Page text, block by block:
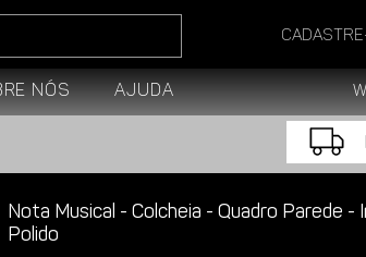
Nós Ajuda
Nota Musical - Colcheia - Quadro Parede -
Polido